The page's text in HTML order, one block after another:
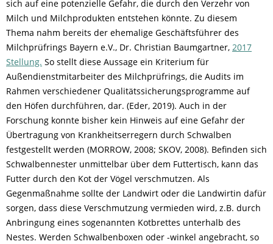
sich auf eine potenzielle Gefahr, die durch den Verzehr von
Milch und Milchprodukten entstehen könnte. Zu diesem
Thema nahm bereits der ehemalige Geschäftsführer des
Milchprüfrings Bayern e.V., Dr. Christian Baumgartner, 2017
Stellung. So stellt diese Aussage ein Kriterium für
Außendienstmitarbeiter des Milchprüfrings, die Audits im
Rahmen verschiedener Qualitätssicherungsprogramme auf
den Höfen durchführen, dar. (Eder, 2019). Auch in der
Forschung konnte bisher kein Hinweis auf eine Gefahr der
Übertragung von Krankheitserregern durch Schwalben
festgestellt werden (MORROW, 2008; SKOV, 2008). Befinden sich
Schwalbennester unmittelbar über dem Futtertisch, kann das
Futter durch den Kot der Vögel verschmutzen. Als
Gegenmaßnahme sollte der Landwirt oder die Landwirtin dafür
sorgen, dass diese Verschmutzung vermieden wird, z.B. durch
Anbringung eines sogenannten Kotbrettes unterhalb des
Nestes. Werden Schwalbenboxen oder -winkel angebracht, so